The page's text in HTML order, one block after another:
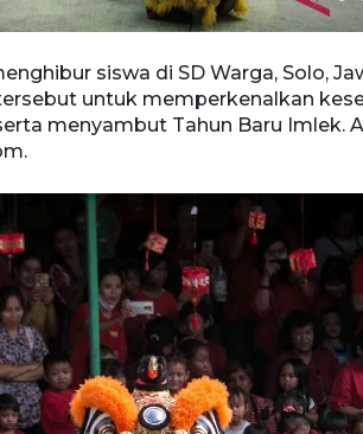
siswa di SD Warga, Solo,
untuk memperkenalkan
menyambut Tahun Baru Imlek.